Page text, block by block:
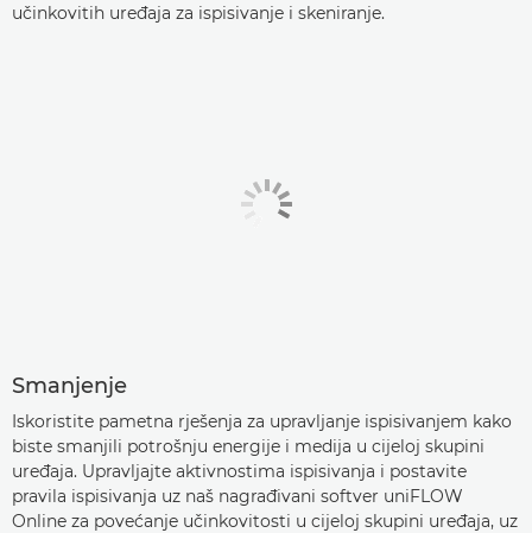
učinkovitih uređaja za ispisivanje i skeniranje.
Smanjenje
Iskoristite pametna rješenja za upravljanje ispisivanjem kako
biste smanjili potrošnju energije i medija u cijeloj skupini
uređaja. Upravljajte aktivnostima ispisivanja i postavite
pravila ispisivanja uz naš nagrađivani softver uniFLOW
Online za povećanje učinkovitosti u cijeloj skupini uređaja, uz